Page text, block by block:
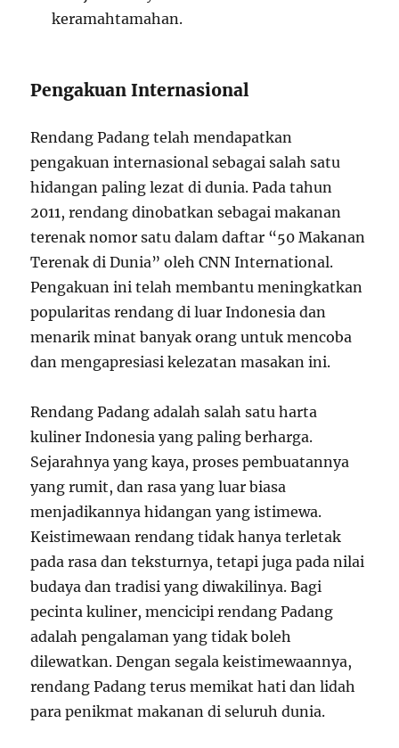
keramahtamahan.
Pengakuan Internasional
Rendang Padang telah mendapatkan
pengakuan internasional sebagai salah satu
hidangan paling lezat di dunia. Pada tahun
2011, rendang dinobatkan sebagai makanan
terenak nomor satu dalam daftar “50 Makanan
Terenak di Dunia” oleh CNN International.
Pengakuan ini telah membantu meningkatkan
popularitas rendang di luar Indonesia dan
menarik minat banyak orang untuk mencoba
dan mengapresiasi kelezatan masakan ini.
Rendang Padang adalah salah satu harta
kuliner Indonesia yang paling berharga.
Sejarahnya yang kaya, proses pembuatannya
yang rumit, dan rasa yang luar biasa
menjadikannya hidangan yang istimewa.
Keistimewaan rendang tidak hanya terletak
pada rasa dan teksturnya, tetapi juga pada nilai
budaya dan tradisi yang diwakilinya. Bagi
pecinta kuliner, mencicipi rendang Padang
adalah pengalaman yang tidak boleh
dilewatkan. Dengan segala keistimewaannya,
rendang Padang terus memikat hati dan lidah
para penikmat makanan di seluruh dunia.